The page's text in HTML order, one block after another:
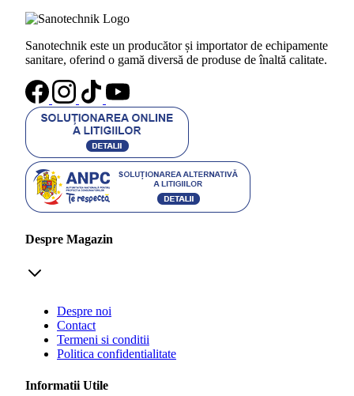
Sanotechnik este un producător și importator de echipamente
sanitare, oferind o gamă diversă de produse de înaltă calitate.
Despre Magazin
Despre noi
Contact
Termeni si conditii
Politica confidentialitate
Informatii Utile